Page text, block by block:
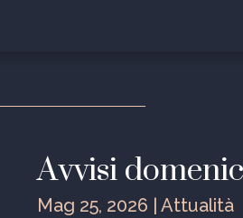
Avvisi
Mag 25, 2026 |Attualità